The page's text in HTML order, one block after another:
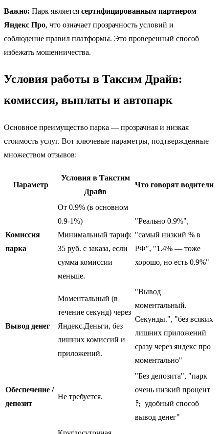
Важно: Парк является сертифицированным партнером
Яндекс Про, что означает прозрачность условий и
соблюдение правил платформы. Это проверенный способ
избежать мошенничества.
Условия работы в Таксим Драйв:
комиссия, выплаты и автопарк
Основное преимущество парка — прозрачная и низкая
стоимость услуг. Вот ключевые параметры, подтвержденные
множеством отзывов:
Параметр
Условия в Такстим
Драйв
Что говорят водители
Комиссия
парка
От 0.9% (в основном
0.9-1%)
Минимальный тариф:
35 руб. с заказа, если
сумма комиссии
меньше.
"Реально 0.9%",
"самый низкий % в
РФ", "1.4% — тоже
хорошо, но есть 0.9%"
Вывод денег
Моментальный (в
течение секунд) через
Яндекс.Деньги, без
лишних комиссий и
приложений.
"Вывод
моментальный.
Секунды.", "без всяких
лишних приложений
сразу через яндекс про
моментально"
Обеспечение /
депозит
Не требуется.
"Без депозита", "парк
очень низкий процент
🫰 удобный способ
вывод денег"